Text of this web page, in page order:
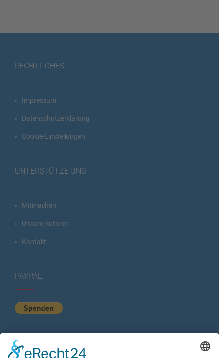
RECHTLICHES
Impressum
Datenschutzerklärung
Cookie-Einstellungen
UNTERSTÜTZE UNS
Mitmachen
Unsere Autoren
Kontakt
PAYPAL
KURZSTATISTIK